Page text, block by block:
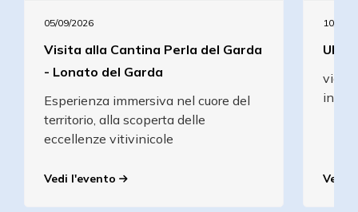
05/09/2026
Visita alla Cantina Perla del Garda
- Lonato del Garda
Esperienza immersiva nel cuore del
territorio, alla scoperta delle
eccellenze vitivinicole
Vedi l'evento
10/09/
Vedi